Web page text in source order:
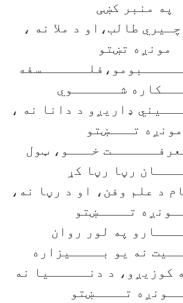
په منبر کښی
طالب،او د ملا نه ،
مونږه تښتو
شــــــوي
ډاریږو د دانا نه ،
مونږه تـــښتو
خـــو، ټول
رڼا رڼا کړ
د علم وفن، او د رڼا نه،
تــــښتو
په لور روان
نه یو بــــیزاره
کوزیږو، د دنـــــیا نه
تــــښتو